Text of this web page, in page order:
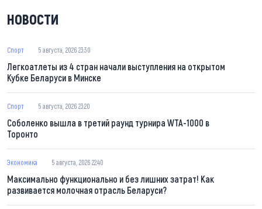
НОВОСТИ
Спорт 5 августа, 2026 23:30
Легкоатлеты из 4 стран начали выступления на открытом
Кубке Беларуси в Минске
Спорт 5 августа, 2026 23:20
Соболенко вышла в третий раунд турнира WTA-1000 в
Торонто
Экономика 5 августа, 2026 22:40
Максимально функционально и без лишних затрат! Как
развивается молочная отрасль Беларуси?